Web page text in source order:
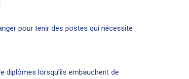
pour tenir des postes qui nécessite
lorsqu’ils embauchent de